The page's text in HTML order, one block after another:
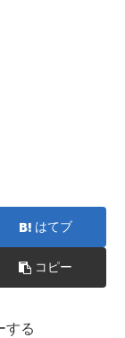
はてブ
コピー
する